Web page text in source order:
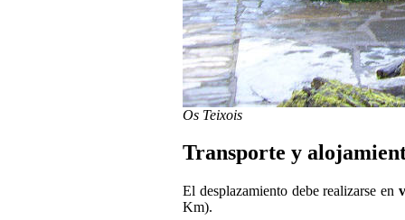
Os Teixois
Transporte y
El desplazamiento debe realizarse en
Km).